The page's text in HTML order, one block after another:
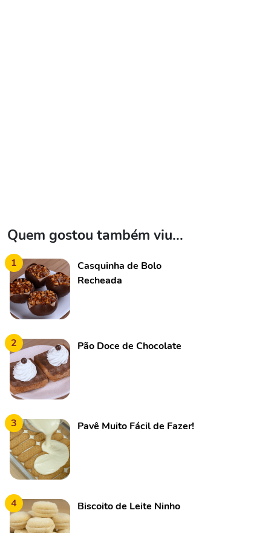
Quem gostou também viu...
1
Casquinha de Bolo
Recheada
2 Pão Doce de Chocolate
3 Pavê Muito Fácil de Fazer!
4 Biscoito de Leite Ninho